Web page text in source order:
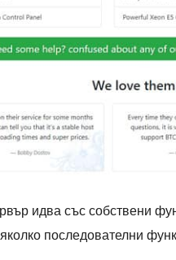
идва със собствени
последователни